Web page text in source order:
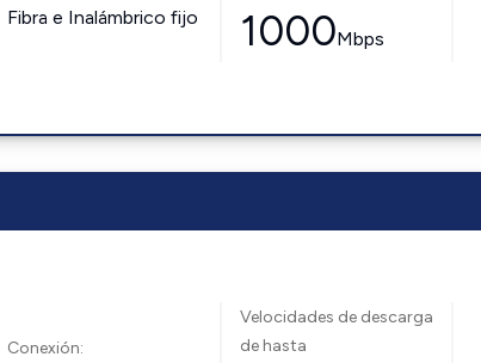
Fibra e Inalámbrico fijo 1000Mbps
Conexión:
Velocidades de descarga
de hasta